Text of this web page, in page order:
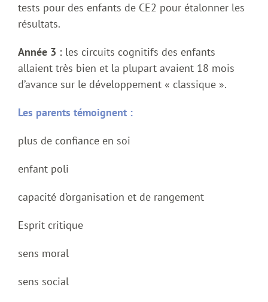
tests pour des enfants de CE2 pour étalonner les
résultats.
Année 3 : les circuits cognitifs des enfants
allaient très bien et la plupart avaient 18 mois
d’avance sur le développement « classique ».
Les parents témoignent :
plus de confiance en soi
enfant poli
capacité d’organisation et de rangement
Esprit critique
sens moral
sens social